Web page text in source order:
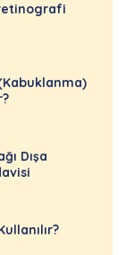
Dışa